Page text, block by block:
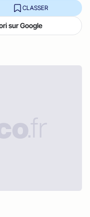
CLASSER
sur Google